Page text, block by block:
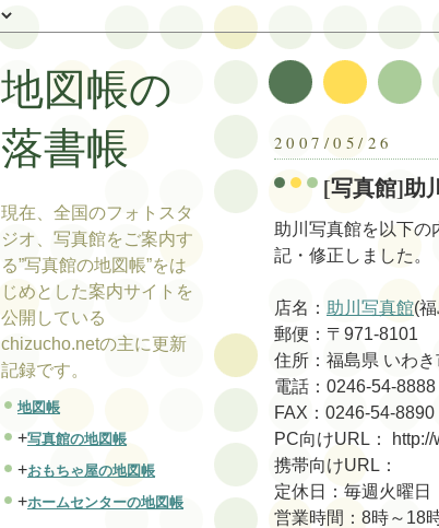
2007/05/26
[写真館]助
助川写真館を以下の
記・修正しました。
店名： 助川写真館(
郵便：〒971-8101
住所：福島県 いわ
電話：0246-54-8888
FAX：0246-54-8890
PC向けURL：
携帯向けURL：
定休日：毎週火曜日
営業時間：8時～18
地図帳の
落書帳
現在、全国のフォトスタ
ジオ、写真館をご案内す
る”写真館の地図帳”をは
じめとした案内サイトを
公開している
chizucho.netの主に更新
記録です。
地図帳
+写真館の地図帳
+おもちゃ屋の地図帳
+ホームセンターの地図帳